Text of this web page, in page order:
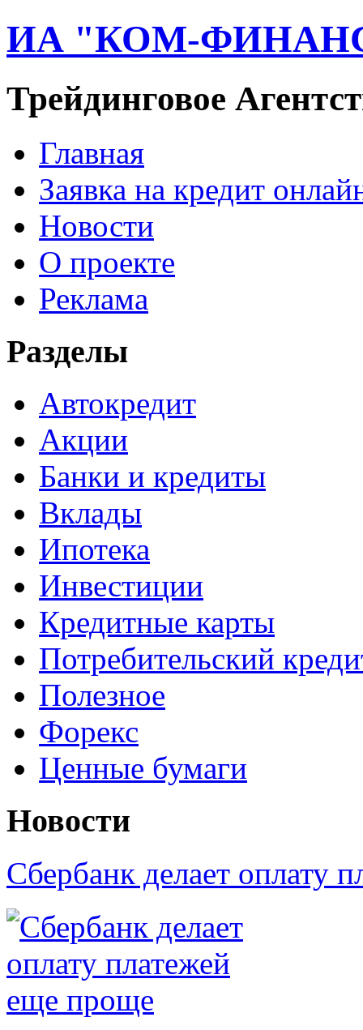
ИА "КОМ-
Трейдинговое
Главная
Заявка на кредит
Новости
О проекте
Реклама
Разделы
Автокредит
Акции
Банки и кредиты
Вклады
Ипотека
Инвестиции
Кредитные карты
Потребительский
Полезное
Форекс
Ценные бумаги
Новости
Сбербанк делает